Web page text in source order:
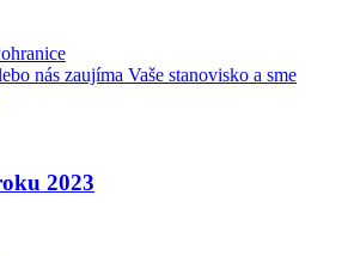
nás zaujíma Vaše stanovisko a sme
2023